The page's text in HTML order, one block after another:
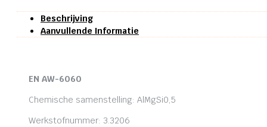
Beschrijving
Aanvullende Informatie
EN AW-6060
Chemische samenstelling: AlMgSi0,5
Werkstofnummer: 3.3206